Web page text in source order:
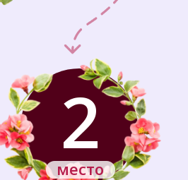
2
место